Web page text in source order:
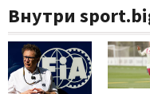
Внутри